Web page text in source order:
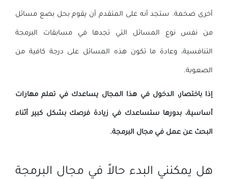
أخرى ضخمة. ستجد أنه على المتقدم أن يقوم بحل بضع مسائل
من نفس نوع المسائل التي تجدها في مسابقات البرمجة
التنافسية، وعادة ما تكون هذه المسائل على درجة كافية من
الصعوبة.
إذا باختصار، الدخول في هذا المجال يساعدك في تعلم مهارات
أساسية، بدورها ستساعدك في زيادة فرصك بشكل كبير أثناء
البحث عن عمل في مجال البرمجة.
هل يمكنني البدء حالاً في مجال البرمجة